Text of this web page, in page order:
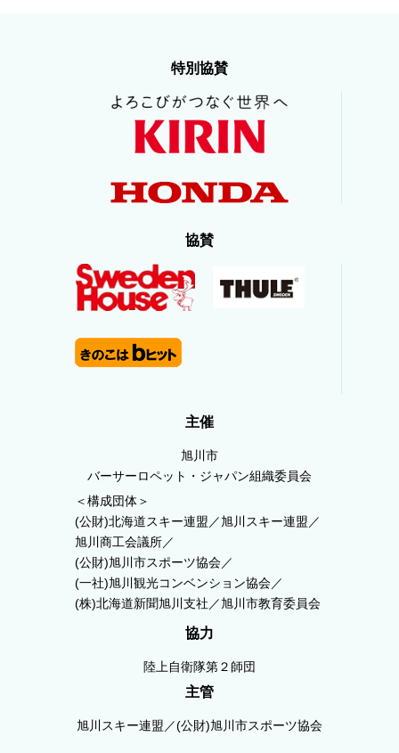
特別協賛
協賛
主催
旭川市
バーサーロペット・ジャパン組織委員会
＜構成団体＞
(公財)北海道スキー連盟／旭川スキー連盟／
旭川商工会議所／
(公財)旭川市スポーツ協会／
(一社)旭川観光コンベンション協会／
(株)北海道新聞旭川支社／旭川市教育委員会
協力
陸上自衛隊第２師団
主管
旭川スキー連盟／(公財)旭川市スポーツ協会